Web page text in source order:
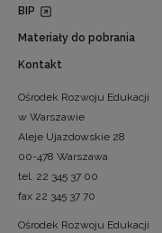
BIP
Materiały do pobrania
Kontakt
Ośrodek Rozwoju Edukacji
w Warszawie
Aleje Ujazdowskie 28
00-478 Warszawa
tel. 22 345 37 00
fax 22 345 37 70
Ośrodek Rozwoju Edukacji